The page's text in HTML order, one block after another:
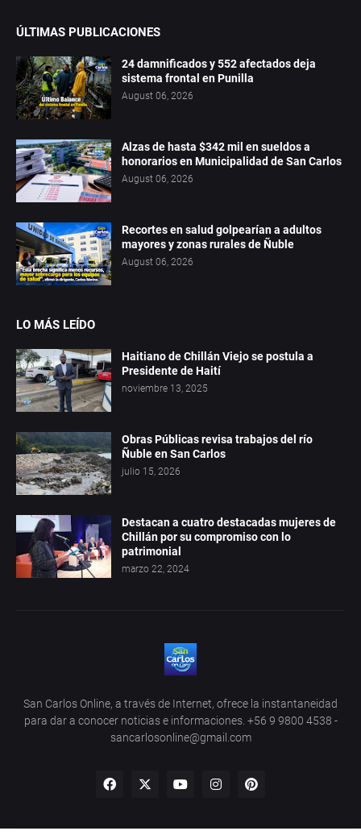
ÚLTIMAS PUBLICACIONES
24 damnificados y 552 afectados deja
sistema frontal en Punilla
August 06, 2026
Alzas de hasta $342 mil en sueldos a
honorarios en Municipalidad de San Carlos
August 06, 2026
Recortes en salud golpearían a adultos
mayores y zonas rurales de Ñuble
August 06, 2026
LO MÁS LEÍDO
Haitiano de Chillán Viejo se postula a
Presidente de Haití
noviembre 13, 2025
Obras Públicas revisa trabajos del río
Ñuble en San Carlos
julio 15, 2026
Destacan a cuatro destacadas mujeres de
Chillán por su compromiso con lo
patrimonial
marzo 22, 2024
San Carlos Online, a través de Internet, ofrece la instantaneidad
para dar a conocer noticias e informaciones. +56 9 9800 4538 -
sancarlosonline@gmail.com